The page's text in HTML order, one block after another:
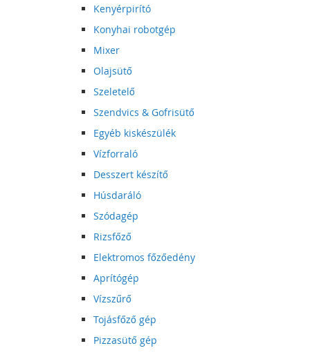
Kenyérpirító
Konyhai robotgép
Mixer
Olajsütő
Szeletelő
Szendvics & Gofrisütő
Egyéb kiskészülék
Vízforraló
Desszert készítő
Húsdaráló
Szódagép
Rizsfőző
Elektromos főzőedény
Aprítógép
Vízszűrő
Tojásfőző gép
Pizzasütő gép